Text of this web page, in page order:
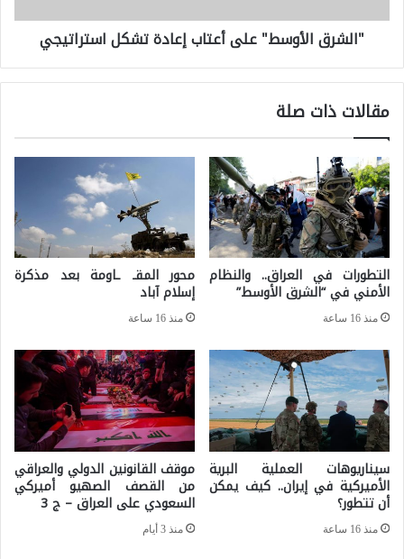
ل
ش
ل
ا
ل
و
ر
ل
ر
و
س
ي
-
ا
أ
و
س
ط
"
ى
ت
ا
ب
إ
ع
ا
د
"الشرق الأوسط" على أعتاب إعادة تشكل استراتيجي
مقالات ذات صلة
التطورات في العراق.. والنظام
الأمني في “الشرق الأوسط”
منذ 16 ساعة
محور المقـ ـاومة بعد مذكرة
إسلام آباد
منذ 16 ساعة
سيناريوهات العملية البرية
الأميركية في إيران.. كيف يمكن
أن تتطور؟
منذ 16 ساعة
موقف القانونين الدولي والعراقي
من القصف الصهيو أميركي
السعودي على العراق – ج 3
منذ 3 أيام